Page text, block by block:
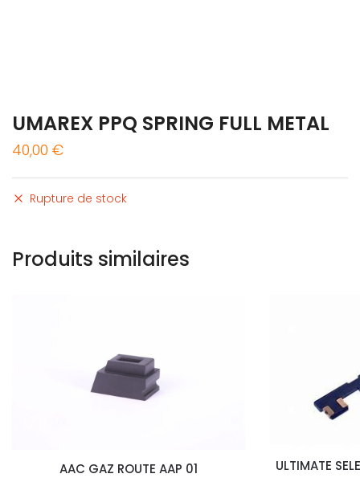
UMAREX PPQ SPRING FULL METAL
40,00 €
Rupture de stock
Produits similaires
AAC GAZ ROUTE AAP 01 ULTIMATE